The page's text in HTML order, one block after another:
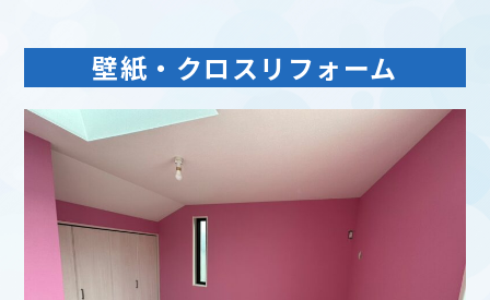
壁紙・クロスリフォーム